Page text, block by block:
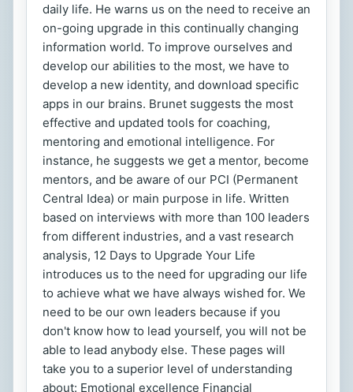
daily life. He warns us on the need to receive an
on-going upgrade in this continually changing
information world. To improve ourselves and
develop our abilities to the most, we have to
develop a new identity, and download specific
apps in our brains. Brunet suggests the most
effective and updated tools for coaching,
mentoring and emotional intelligence. For
instance, he suggests we get a mentor, become
mentors, and be aware of our PCI (Permanent
Central Idea) or main purpose in life. Written
based on interviews with more than 100 leaders
from different industries, and a vast research
analysis, 12 Days to Upgrade Your Life
introduces us to the need for upgrading our life
to achieve what we have always wished for. We
need to be our own leaders because if you
don't know how to lead yourself, you will not be
able to lead anybody else. These pages will
take you to a superior level of understanding
about: Emotional excellence Financial